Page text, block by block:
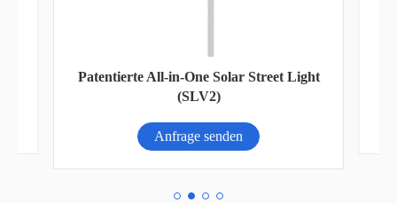
Patentierte All-in-One Solar Street Light
(SLV2)
Anfrage senden